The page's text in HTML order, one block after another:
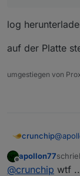
log
auf der Platte
umgestiegen von
crunchip@
Ist
apollon77
@crunchip wtf